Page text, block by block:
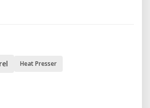
erhalten Sie Zugang zu
zu müssen. Ob Sie erste
Heat Presser